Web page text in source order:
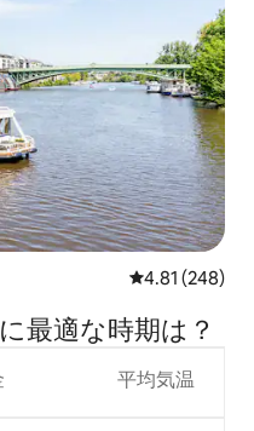
レビュー248
4.81 (248)
最⁠適⁠な時⁠期⁠は⁠？
平均気温